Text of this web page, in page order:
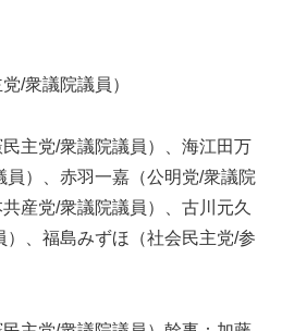
/衆議院議員）
主党/衆議院議員）、海江田万
員）、赤羽一嘉（公明党/衆議院
産党/衆議院議員）、古川元久
）、福島みずほ（社会民主党/参